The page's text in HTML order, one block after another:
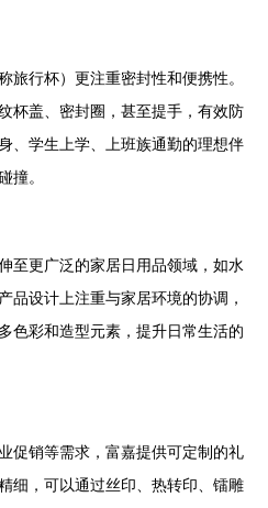
旅行杯）更注重密封性和便携性。
杯盖、密封圈，甚至提手，有效防
、学生上学、上班族通勤的理想伴
撞。
至更广泛的家居日用品领域，如水
品设计上注重与家居环境的协调，
色彩和造型元素，提升日常生活的
促销等需求，富嘉提供可定制的礼
细，可以通过丝印、热转印、镭雕